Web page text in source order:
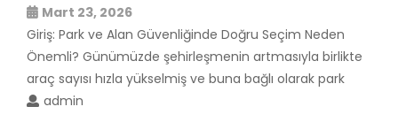
Mart 23, 2026
Giriş: Park ve Alan Güvenliğinde Doğru Seçim Neden
Önemli? Günümüzde şehirleşmenin artmasıyla birlikte
araç sayısı hızla yükselmiş ve buna bağlı olarak park
admin